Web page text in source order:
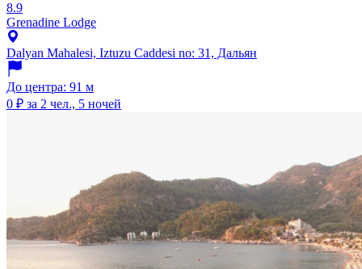
8.9
Grenadine Lodge
Dalyan Mahalesi, Iztuzu Caddesi no: 31, Дальян
До центра: 91 м
0 ₽ за 2 чел., 5 ночей